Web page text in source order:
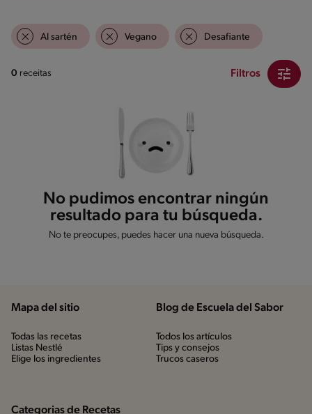
Al sartén Vegano Desafiante
0 receitas Filtros
No pudimos encontrar ningún
resultado para tu búsqueda.
No te preocupes, puedes hacer una nueva búsqueda.
Mapa del sitio
Todas las recetas
Listas Nestlé
Elige los ingredientes
Blog de Escuela del Sabor
Todos los artículos
Tips y consejos
Trucos caseros
Categorias de Recetas